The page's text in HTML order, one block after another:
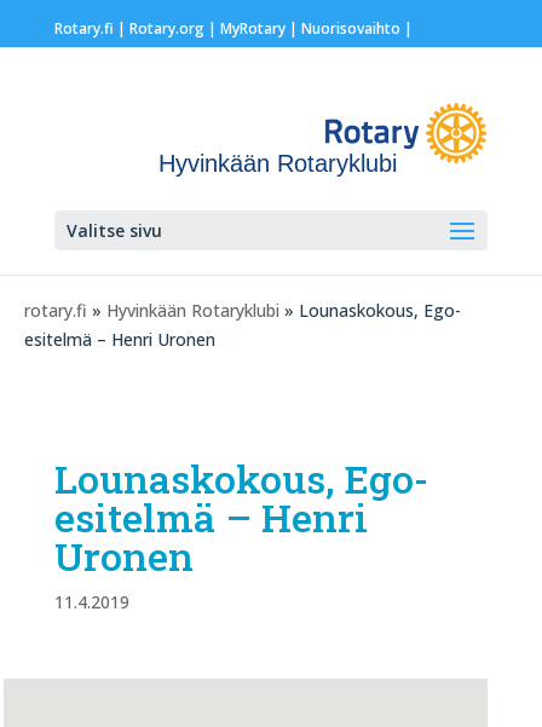
Rotary.fi | Rotary.org| MyRotary | Nuorisovaihto |
Hyvinkään Rotaryklubi
Valitse sivu
rotary.fi » Hyvinkään Rotaryklubi » Lounaskokous, Ego-
esitelmä – Henri Uronen
Lounaskokous, Ego-
esitelmä – Henri
Uronen
11.4.2019